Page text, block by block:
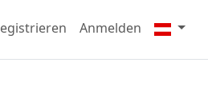
Anmelden